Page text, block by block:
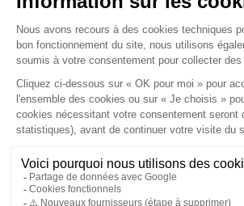
ORDRE DES AVOCATS
16 rue Régale
30000 NÎMES